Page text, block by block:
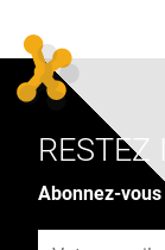
RESTEZ
Abonnez-